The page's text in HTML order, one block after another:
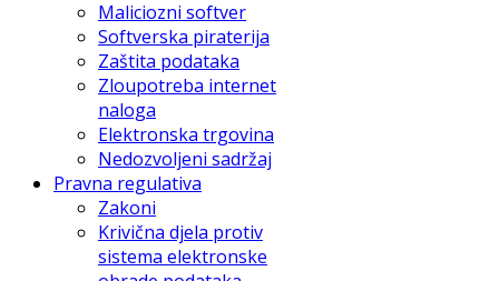
Maliciozni softver
Softverska piraterija
Zaštita podataka
Zloupotreba internet
naloga
Elektronska trgovina
Nedozvoljeni sadržaj
Pravna regulativa
Zakoni
Krivična djela protiv
sistema elektronske